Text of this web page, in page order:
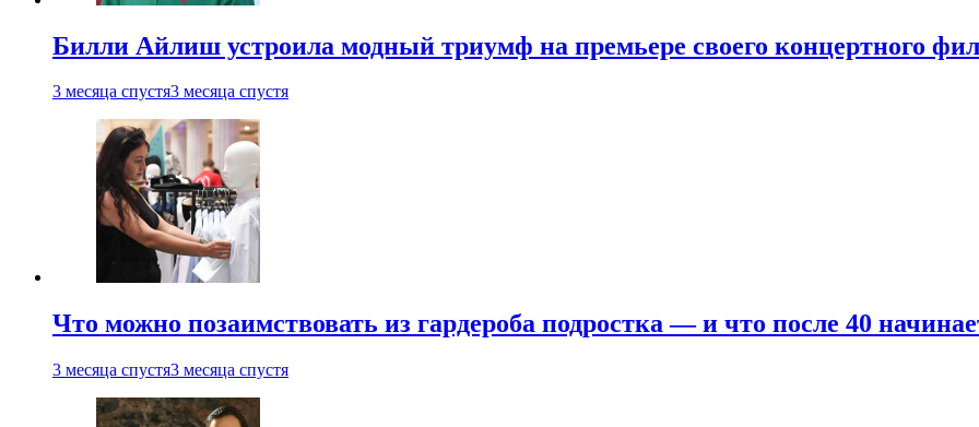
Билли Айлиш устроила модный триумф на премьере своего концертного
3 месяца спустя3 месяца спустя
Что можно позаимствовать из гардероба подростка — и что после 40
3 месяца спустя3 месяца спустя